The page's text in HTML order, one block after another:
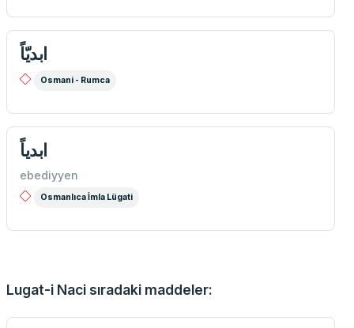
ابديّاً
Osmani - Rumca
ebediyyen
Osmanlıca İmla Lügati
Lugat-i Naci sıradaki maddeler: